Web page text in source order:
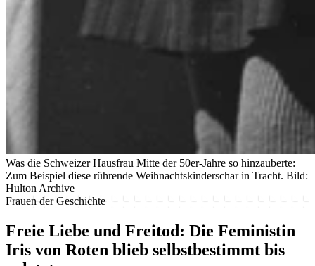
Was die Schweizer Hausfrau Mitte der 50er-Jahre so hinzauberte:
Zum Beispiel diese rührende Weihnachtskinderschar in Tracht. Bild:
Hulton Archive
Frauen der Geschichte
Freie Liebe und Freitod: Die Feministin
Iris von Roten blieb selbstbestimmt bis